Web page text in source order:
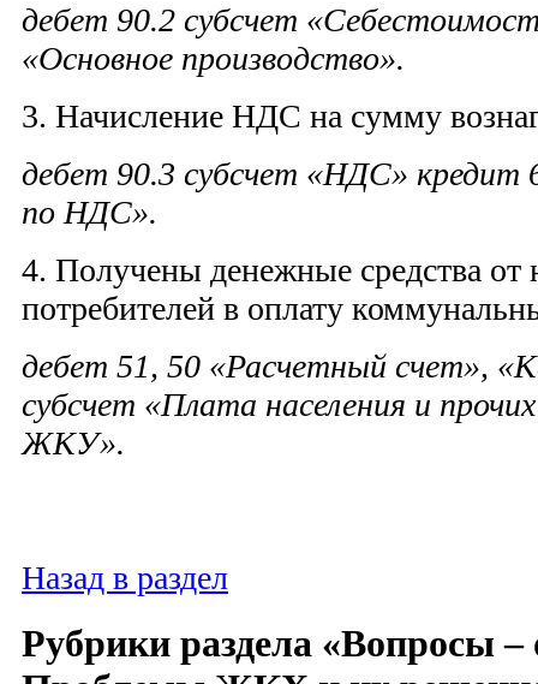
дебет 90.2 субсчет
«Основное производство».
3. Начисление НДС на сумму
дебет 90.3 субсчет «НДС» кредит
по НДС».
4. Получены денежные средства от
потребителей в оплату
дебет 51, 50 «Расчетный счет»,
субсчет «Плата населения и
ЖКУ».
Назад в раздел
Рубрики раздела «Вопросы